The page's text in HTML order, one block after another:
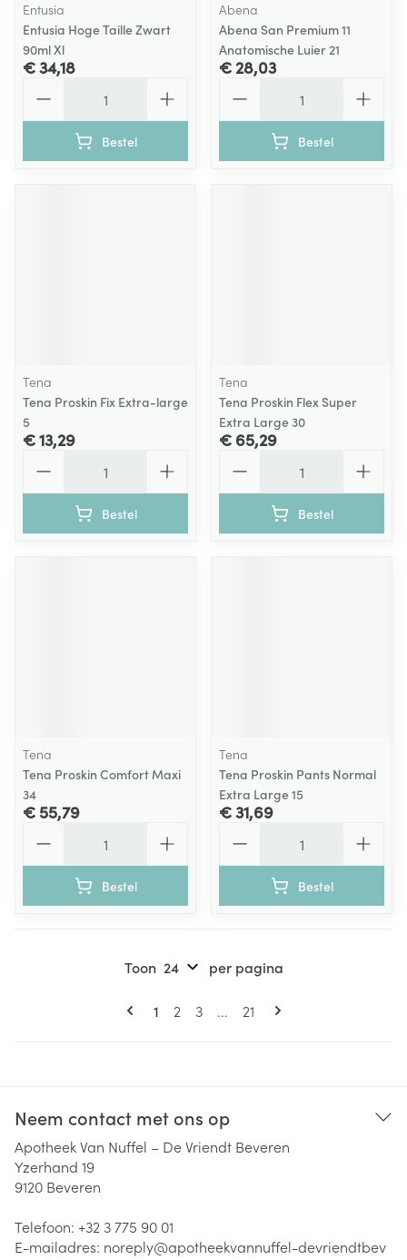
Entusia
Entusia Hoge Taille Zwart
90ml Xl
€ 34,18
Bestel
Abena
Abena San Premium 11
Anatomische Luier 21
€ 28,03
Bestel
Tena
Tena Proskin Fix Extra-large
5
€ 13,29
Bestel
Tena
Tena Proskin Flex Super
Extra Large 30
€ 65,29
Bestel
Tena
Tena Proskin Comfort Maxi
34
€ 55,79
Bestel
Tena
Tena Proskin Pants Normal
Extra Large 15
€ 31,69
Bestel
Pagina's
U lees momenteel pagina
1 Pagina
2 Pagina
3 ... Pagina
21
Toon per pagina
Neem contact met ons op
Apotheek Van Nuffel – De Vriendt Beveren
Yzerhand 19
9120 Beveren
Telefoon: +32 3 775 90 01
E-mailadres: noreply@apotheekvannuffel-devriendtbev